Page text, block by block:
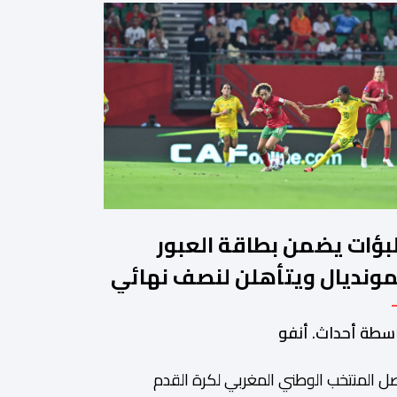
يضمن بطاقة العبور
ويتأهلن لنصف نهائي
أحداث. أنفو
المنتخب الوطني المغربي لكرة القدم